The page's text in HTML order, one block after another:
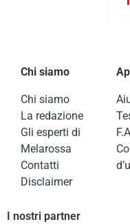
Chi siamo
Chi siamo
La redazione
Gli esperti di
Melarossa
Contatti
Disclaimer
I nostri partner